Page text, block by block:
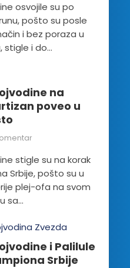
osvojile su po
pošto su posle
i bez poraza u
i do...
na
poveo u
stigle su na korak
Srbije, pošto su u
plej-ofa na svom
sa...
i Palilule
Srbije